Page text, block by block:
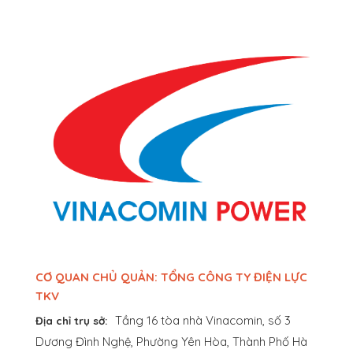
CƠ QUAN CHỦ QUẢN: TỔNG CÔNG TY ĐIỆN LỰC
TKV
Địa chỉ trụ sở: Tầng 16 tòa nhà Vinacomin, số 3
Dương Đình Nghệ, Phường Yên Hòa, Thành Phố Hà